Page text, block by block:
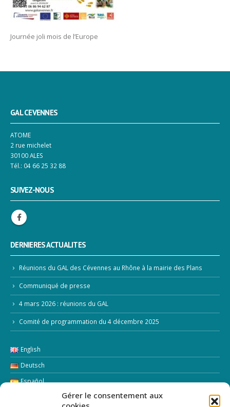
Gérer le consentement aux
Journée joli mois de l’Europe
GAL CEVENNES
ATOME
2 rue michelet
30100 ALES
Tél.: 04 66 25 32 88
SUIVEZ-NOUS
DERNIERES ACTUALITES
Réunions du GAL des Cévennes au Rhône à la mairie des Plans
Communiqué de presse
4 mars 2026 : réunions du GAL
Comité de programmation du 4 décembre 2025
English
Deutsch
Español